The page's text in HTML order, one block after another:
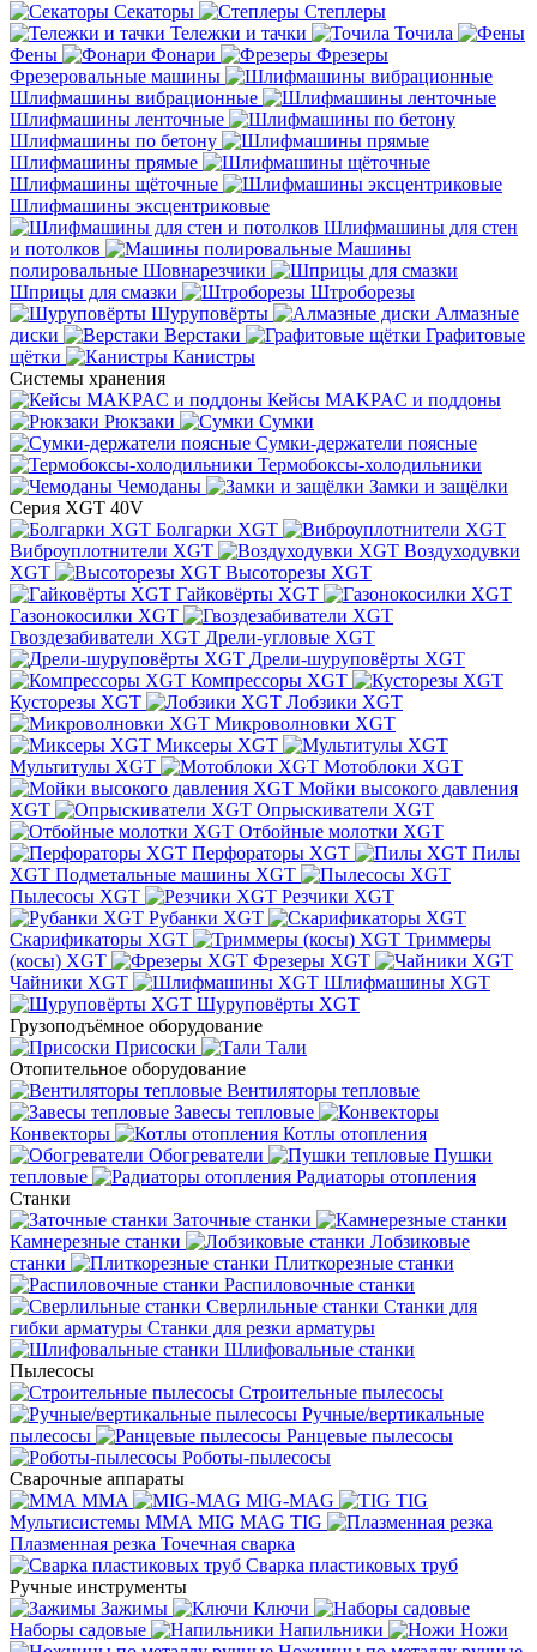
Секаторы
Степлеры
Тележки и тачки
Точила
Фены
Фонари
Фрезеры
Фрезеровальные машины
Шлифмашины вибрационные
Шлифмашины ленточные
Шлифмашины по бетону
Шлифмашины прямые
Шлифмашины щёточные
Шлифмашины эксцентриковые
Шлифмашины для стен
и потолков
Машины
полировальные Шовнарезчики
Шприцы для смазки
Штроборезы
Шуруповёрты
Алмазные
диски
Верстаки
Графитовые
щётки
Канистры
Системы хранения
Кейсы MAKPAC и поддоны
Рюкзаки
Сумки
Сумки-держатели поясные
Термобоксы-холодильники
Чемоданы
Замки и защёлки
Серия XGT 40V
Болгарки XGT
Виброуплотнители XGT
Воздуходувки
XGT
Высоторезы XGT
Гайковёрты XGT
Газонокосилки XGT
Гвоздезабиватели XGT Дрели-угловые XGT
Дрели-шуруповёрты XGT
Компрессоры XGT
Кусторезы XGT
Лобзики XGT
Микроволновки XGT
Миксеры XGT
Мультитулы XGT
Мотоблоки XGT
Мойки высокого давления
XGT
Опрыскиватели XGT
Отбойные молотки XGT
Перфораторы XGT
Пилы
XGT Подметальные машины XGT
Пылесосы XGT
Резчики XGT
Рубанки XGT
Скарификаторы XGT
Триммеры
(косы) XGT
Фрезеры XGT
Чайники XGT
Шлифмашины XGT
Шуруповёрты XGT
Грузоподъёмное оборудование
Присоски
Тали
Отопительное оборудование
Вентиляторы тепловые
Завесы тепловые
Конвекторы
Котлы отопления
Обогреватели
Пушки
тепловые
Радиаторы отопления
Станки
Заточные станки
Камнерезные станки
Лобзиковые
станки
Плиткорезные станки
Распиловочные станки
Сверлильные станки Станки для
гибки арматуры Станки для резки арматуры
Шлифовальные станки
Пылесосы
Строительные пылесосы
Ручные/вертикальные
пылесосы
Ранцевые пылесосы
Роботы-пылесосы
Сварочные аппараты
MMA
MIG-MAG
TIG
Мультисистемы ММА MIG MAG TIG
Плазменная резка Точечная сварка
Cварка пластиковых труб
Ручные инструменты
Зажимы
Ключи
Наборы садовые
Напильники
Ножи